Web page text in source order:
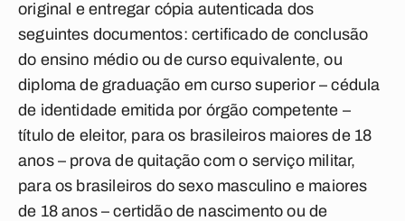
original e entregar cópia autenticada dos
seguintes documentos: certificado de conclusão
do ensino médio ou de curso equivalente, ou
diploma de graduação em curso superior – cédula
de identidade emitida por órgão competente –
título de eleitor, para os brasileiros maiores de 18
anos – prova de quitação com o serviço militar,
para os brasileiros do sexo masculino e maiores
de 18 anos – certidão de nascimento ou de